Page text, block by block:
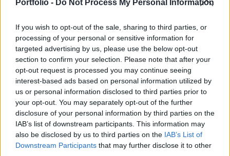
Portfolio - Do Not Process My Personal Information
If you wish to opt-out of the sale, sharing to third parties, or
processing of your personal or sensitive information for
targeted advertising by us, please use the below opt-out
section to confirm your selection. Please note that after your
opt-out request is processed you may continue seeing
interest-based ads based on personal information utilized by
us or personal information disclosed to third parties prior to
your opt-out. You may separately opt-out of the further
disclosure of your personal information by third parties on the
IAB’s list of downstream participants. This information may
also be disclosed by us to third parties on the IAB’s List of
Downstream Participants that may further disclose it to other
A Sberbank múlt heti 7,6%-ának eladásából 5,1 milliárd
dollárt, a VTB 10%-ának tavalyi értékesítéséből pedig 3,3
milliárd dollárt kasszírozott az orosz állam. Most egy 2
milliárd dollár értékű részvényeladást terveznek, ami
szintén 10%-os részvénycsomagot érintene. Mindez része
Oroszország közel 50 milliárd dolláros privatizációs
tervének.Kapcsolódó cikkünk2012.09.19Soros...
KEDVES OLVASÓNK!